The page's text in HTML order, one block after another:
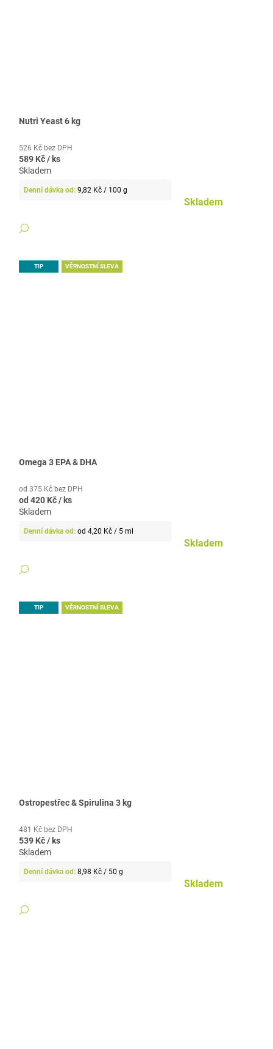
Nutri Yeast 6 kg
526 Kč bez DPH
589 Kč/ ks
Skladem
Měrná
9,82 Kč / 100 g
Skladem
DETAIL
TIP VĚRNOSTNÍ SLEVA
Omega 3 EPA & DHA
od 375 Kč bez DPH
od 420 Kč/ ks
Skladem
Měrná
od 4,20 Kč / 5 ml
Skladem
DETAIL
TIP VĚRNOSTNÍ SLEVA
Ostropestřec & Spirulina 3 kg
481 Kč bez DPH
539 Kč/ ks
Skladem
Měrná
8,98 Kč / 50 g
Skladem
DETAIL